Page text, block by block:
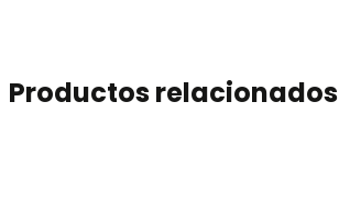
Productos relacionados